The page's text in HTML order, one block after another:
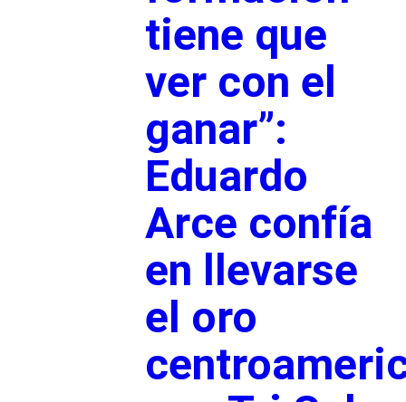
tiene que
ver con el
ganar”:
Eduardo
Arce confía
en llevarse
el oro